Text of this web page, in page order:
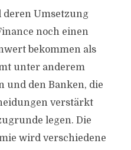
deren Umsetzung
noch einen
bekommen als
unter anderem
und den Banken, die
verstärkt
legen. Die
wird verschiedene